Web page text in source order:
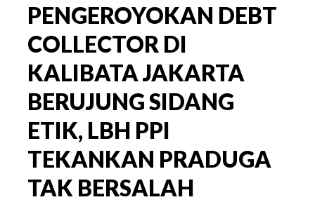
PENGEROYOKAN DEBT
COLLECTOR DI
KALIBATA JAKARTA
BERUJUNG SIDANG
ETIK, LBH PPI
TEKANKAN PRADUGA
TAK BERSALAH